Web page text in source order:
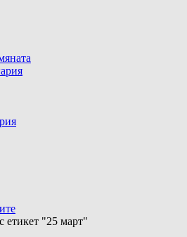
етикет "25 март"